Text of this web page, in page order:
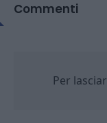
Commenti